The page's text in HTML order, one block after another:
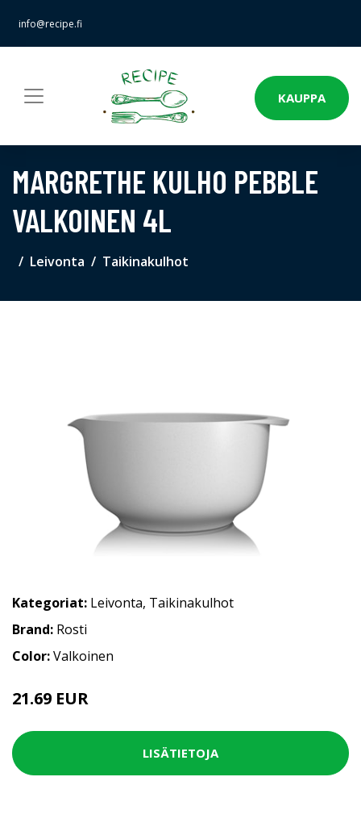
info@recipe.fi
KAUPPA
MARGRETHE KULHO PEBBLE
VALKOINEN 4L
Leivonta Taikinakulhot
Kategoriat: Leivonta, Taikinakulhot
Brand: Rosti
Color:Valkoinen
21.69 EUR
LISÄTIETOJA